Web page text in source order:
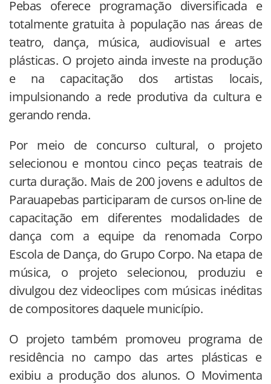
Pebas oferece programação diversificada e
totalmente gratuita à população nas áreas de
teatro, dança, música, audiovisual e artes
plásticas. O projeto ainda investe na produção
e na capacitação dos artistas locais,
impulsionando a rede produtiva da cultura e
gerando renda.
Por meio de concurso cultural, o projeto
selecionou e montou cinco peças teatrais de
curta duração. Mais de 200 jovens e adultos de
Parauapebas participaram de cursos on-line de
capacitação em diferentes modalidades de
dança com a equipe da renomada Corpo
Escola de Dança, do Grupo Corpo. Na etapa de
música, o projeto selecionou, produziu e
divulgou dez videoclipes com músicas inéditas
de compositores daquele município.
O projeto também promoveu programa de
residência no campo das artes plásticas e
exibiu a produção dos alunos. O Movimenta